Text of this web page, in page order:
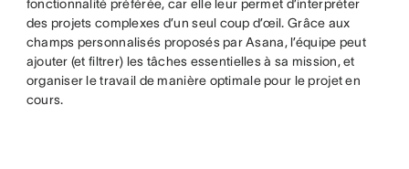
fonctionnalité préférée, car elle leur permet d’interpréter
des projets complexes d’un seul coup d’œil. Grâce aux
champs personnalisés proposés par Asana, l’équipe peut
ajouter (et filtrer) les tâches essentielles à sa mission, et
organiser le travail de manière optimale pour le projet en
cours.